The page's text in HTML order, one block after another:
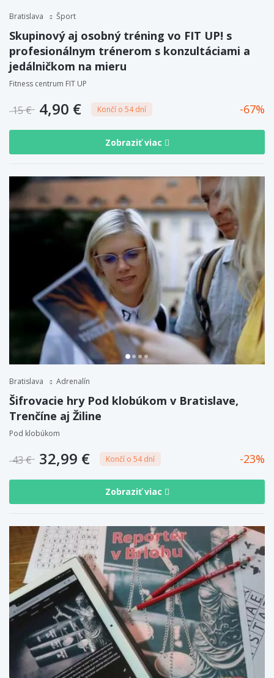
Bratislava Šport
Skupinový aj osobný tréning vo FIT UP! s
profesionálnym trénerom s konzultáciami a
jedálničkom na mieru
Fitness centrum FIT UP
15 € 4,90 € Končí o 54 dní 67
Zobraziť viac
Bratislava Adrenalín
Šifrovacie hry Pod klobúkom v Bratislave,
Trenčíne aj Žiline
Pod klobúkom
43 € 32,99 € Končí o 54 dní 23
Zobraziť viac